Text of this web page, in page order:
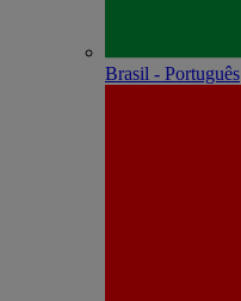
Brasil - Português